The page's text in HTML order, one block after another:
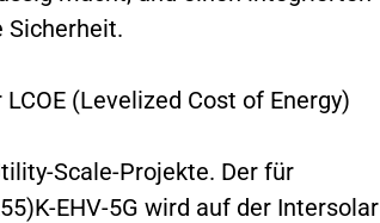
Sicherheit.
(Levelized Cost of Energy)
Scale-Projekte. Der für
EHV-5G wird auf der Intersolar